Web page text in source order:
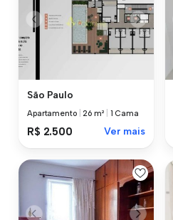
São Paulo
Apartamento |26 m² 1 Cama
R$ 2.500 Ver mais